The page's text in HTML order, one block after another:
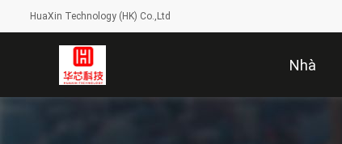
HuaXin Technology (HK) Co.,Ltd
Nhà